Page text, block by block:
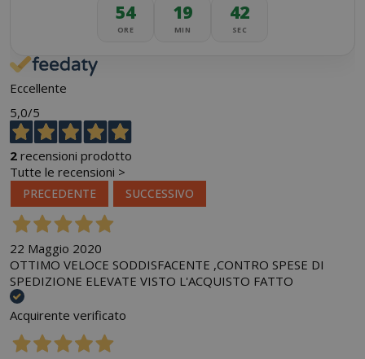
54
ORE
19
MIN
42
SEC
Eccellente
5,0/5
2 recensioni prodotto
Tutte le recensioni >
PRECEDENTE SUCCESSIVO
22 Maggio 2020
OTTIMO VELOCE SODDISFACENTE ,CONTRO SPESE DI
SPEDIZIONE ELEVATE VISTO L'ACQUISTO FATTO
Acquirente verificato